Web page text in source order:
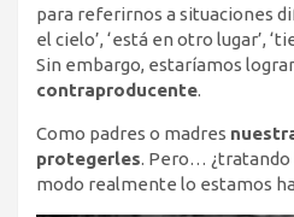
para referirnos a situaciones
el cielo’, ‘está en otro lugar’,
Sin embargo, estaríamos
contraproducente.
Como padres o madres
protegerles. Pero…
modo realmente lo estamos